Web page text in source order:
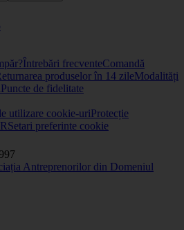
Întrebări frecventeComandă
produselor în 14 zileModalități
Puncte de fidelitate
utilizare cookie-uriProtecție
Setari preferinte cookie